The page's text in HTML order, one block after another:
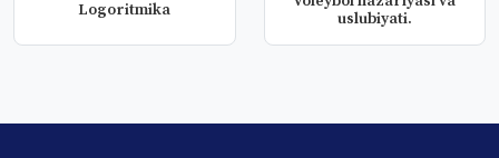
Logoritmika
uslubiyati.